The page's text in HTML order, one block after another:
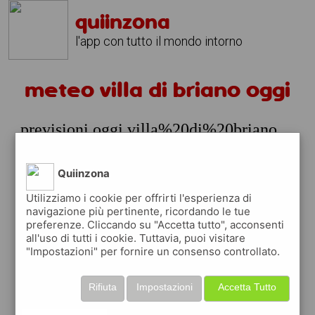
quiinzona
l'app con tutto il mondo intorno
meteo villa di briano oggi
previsioni oggi villa%20di%20briano
meteo villa%20di%20briano domani e
prossimi giorni
nelle prossime ore a villa%20di%20briano
si prevede
meteo villa%20di%20briano domani
Quiinzona
Utilizziamo i cookie per offrirti l'esperienza di
navigazione più pertinente, ricordando le tue
preferenze. Cliccando su "Accetta tutto", acconsenti
all'uso di tutti i cookie. Tuttavia, puoi visitare
"Impostazioni" per fornire un consenso controllato.
Accetta Tutto
Impostazioni
Rifiuta